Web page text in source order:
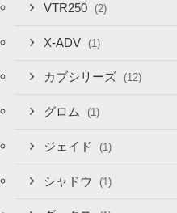
VTR250 (2)
X-ADV (1)
カブシリーズ (12)
グロム (1)
ジェイド (1)
シャドウ (1)